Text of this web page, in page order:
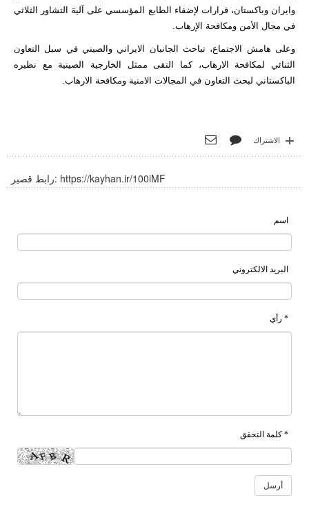
وايران وباكستان، قرارات لإضفاء الطابع المؤسسي على آلية التشاور الثلاثي
في مجال الأمن ومكافحة الإرهاب.
وعلى هامش الاجتماع، تباحث الجانبان الايراني والصيني في سبل التعاون
الثنائي لمكافحة الارهاب، كما التقى ممثل الخارجية الصينية مع نظيره
الباكستاني لبحث التعاون في المجالات الامنية ومكافحة الارهاب.
الاشتراك
رابط قصير: https://kayhan.ir/100iMF
اسم
البريد الالكتروني
* رأي
* كلمة التحقق